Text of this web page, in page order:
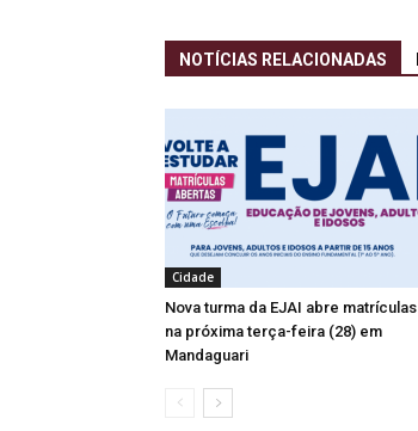
NOTÍCIAS RELACIONADAS
Cidade
Nova turma da EJAI abre matrículas
na próxima terça-feira (28) em
Mandaguari